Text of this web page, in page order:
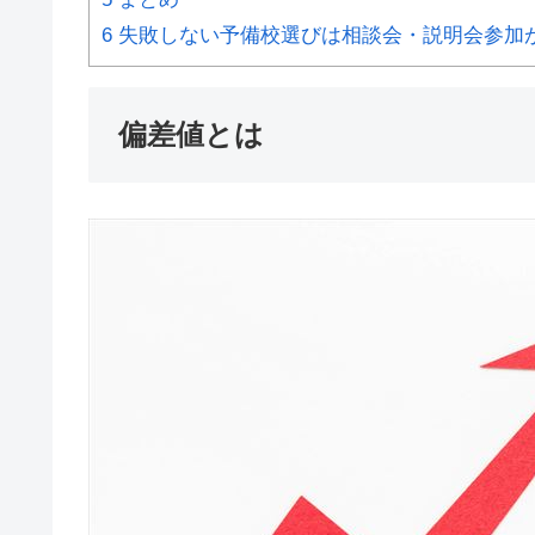
6 失敗しない予備校選びは相談会・説明会参加
偏差値とは